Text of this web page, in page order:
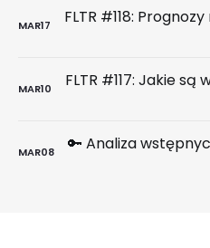
MAR17
MAR10
MAR08